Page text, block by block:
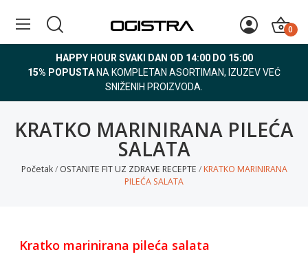
0
HAPPY HOUR SVAKI DAN OD 14:00 DO 15:00
15% POPUSTA NA KOMPLETAN ASORTIMAN, IZUZEV VEĆ
SNIŽENIH PROIZVODA.
KRATKO MARINIRANA PILEĆA
SALATA
Početak OSTANITE FIT UZ ZDRAVE RECEPTE
KRATKO MARINIRANA
PILEĆA SALATA
Kratko marinirana pileća salata